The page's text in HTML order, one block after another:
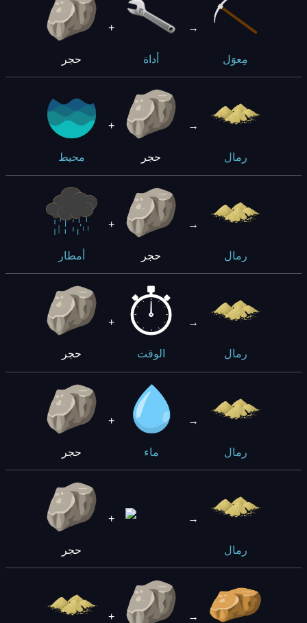
حجر
+
أداة
→
مِعوَل
محيط
+
حجر
→
رمال
أمطار
+
حجر
→
رمال
حجر
+
الوقت
→
رمال
حجر
+
ماء
→
رمال
حجر
+ →
رمال
+ →